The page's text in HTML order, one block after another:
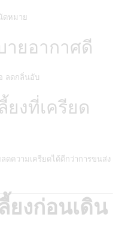
ดหมาย
ายอากาศดี
ลดกลิ่นอับ
ยงที่เครียด
ดความเครียดได้ดีกว่าการขนส่ง
ยงก่อนเดิน